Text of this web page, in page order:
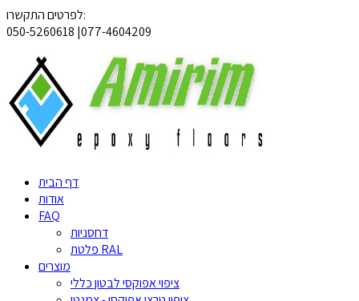
לפרטים התקשרו:
050-5260618 |077-4604209
דף הבית
אודות
FAQ
דחסניות
פלטת RAL
מוצרים
ציפוי אפוקסי לבטון כללי